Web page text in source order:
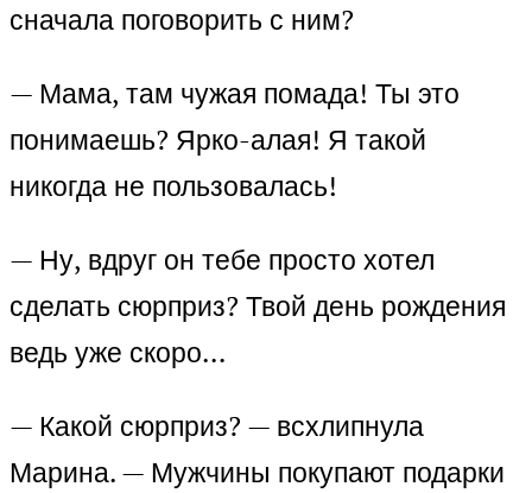
сначала поговорить с ним?
— Мама, там чужая помада! Ты это
понимаешь? Ярко-алая! Я такой
никогда не пользовалась!
— Ну, вдруг он тебе просто хотел
сделать сюрприз? Твой день рождения
ведь уже скоро…
— Какой сюрприз? — всхлипнула
Марина. — Мужчины покупают подарки